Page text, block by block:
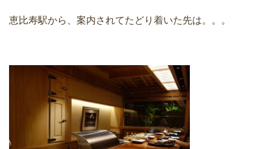
恵比寿駅から、案内されてたどり着いた先は。。。